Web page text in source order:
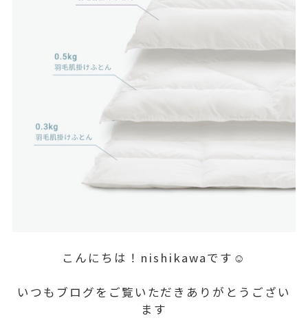
こんにちは！nishikawaです☺️
いつもブログをご覧いただきありがとうござい
ます